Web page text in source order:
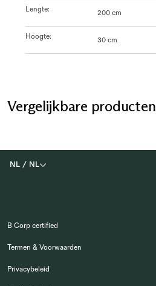
Lengte: 200 cm
Hoogte: 30 cm
Vergelijkbare producten
NL / NL
B Corp certified
Termen & Voorwaarden
Privacybeleid